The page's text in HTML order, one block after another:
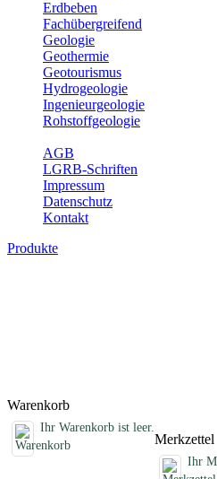
Erdbeben
Fachübergreifend
Geologie
Geothermie
Geotourismus
Hydrogeologie
Ingenieurgeologie
Rohstoffgeologie
AGB
LGRB-Schriften
Impressum
Datenschutz
Kontakt
Produkte
Warenkorb
Ihr Warenkorb ist leer.
Merkzettel
Ihr